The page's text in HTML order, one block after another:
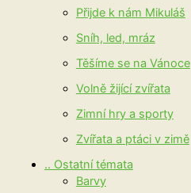
Přijde k nám Mikuláš
Sníh, led, mráz
Těšíme se na Vánoce
Volně žijící zvířata
Zimní hry a sporty
Zvířata a ptáci v zimě
.. Ostatní témata
Barvy